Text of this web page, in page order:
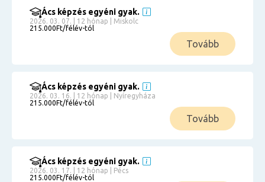
Ács képzés egyéni gyak.
2026. 03. 07. | 12 hónap | Miskolc
215.000Ft/félév-tól
Tovább
Ács képzés egyéni gyak.
2026. 03. 16. | 12 hónap | Nyíregyháza
215.000Ft/félév-tól
Tovább
Ács képzés egyéni gyak.
2026. 03. 17. | 12 hónap | Pécs
215.000Ft/félév-tól